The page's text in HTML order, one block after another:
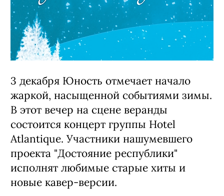
3 декабря Юность отмечает начало
жаркой, насыщенной событиями зимы.
В этот вечер на сцене веранды
состоится концерт группы Hotel
Atlantique. Участники нашумевшего
проекта "Достояние республики"
исполнят любимые старые хиты и
новые кавер-версии.